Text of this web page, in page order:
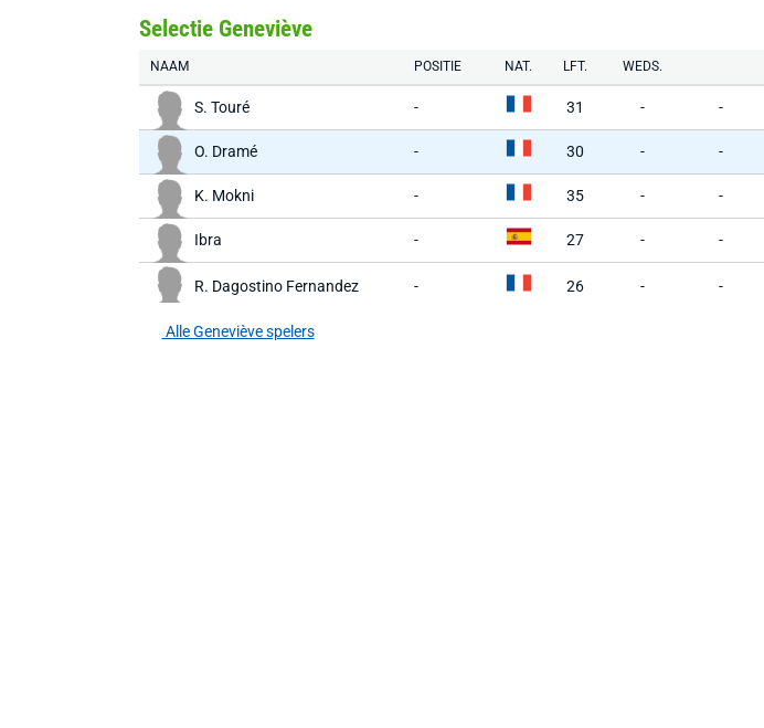
Selectie Geneviève
NAAM POSITIE NAT. LFT. WEDS.
S. Touré - 31 - -
O. Dramé - 30 - -
K. Mokni - 35 - -
Ibra - 27 - -
R. Dagostino Fernandez - 26 - -
Alle Geneviève spelers